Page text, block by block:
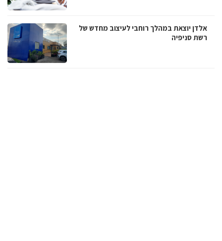
אלדן יוצאת במהלך רוחבי לעיצוב מחדש של
רשת סניפיה